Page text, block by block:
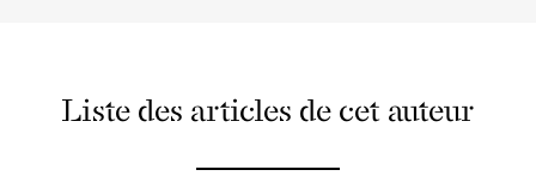
Liste des articles de cet auteur